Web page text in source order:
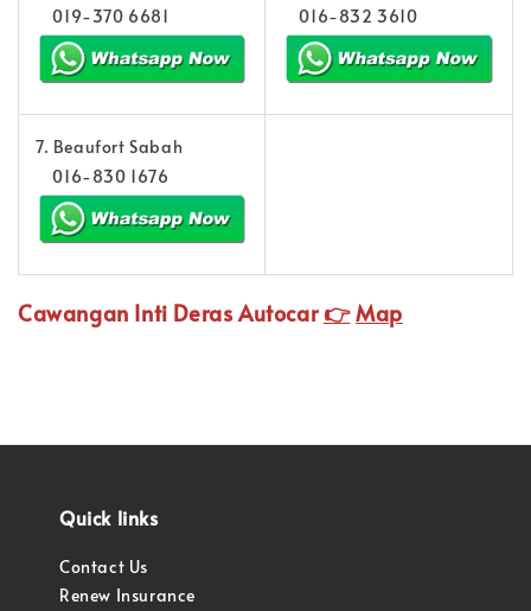
019-370 6681
016-832 3610
7. Beaufort Sabah
016-830 1676
Cawangan Inti Deras Autocar👉Map
Quick links
Contact Us
Renew Insurance